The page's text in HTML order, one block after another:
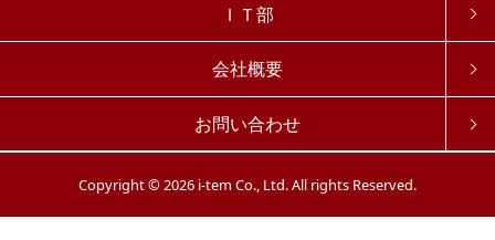
ＩＴ部
会社概要
お問い合わせ
Copyright © 2026 i-tem Co., Ltd. All rights Reserved.